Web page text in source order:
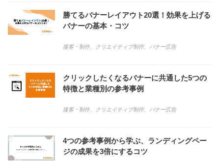
勝てるバナーレイアウト20選！効果を上げる
バナーの基本・コツ
接客・制作、 クリエイティブ制作、 バナー広告
クリックしたくなるバナーに共通した5つの
特徴と業種別の参考事例
接客・制作、 クリエイティブ制作、 バナー広告
4つの参考事例から学ぶ、ランディングペー
ジの成果を3倍にするコツ